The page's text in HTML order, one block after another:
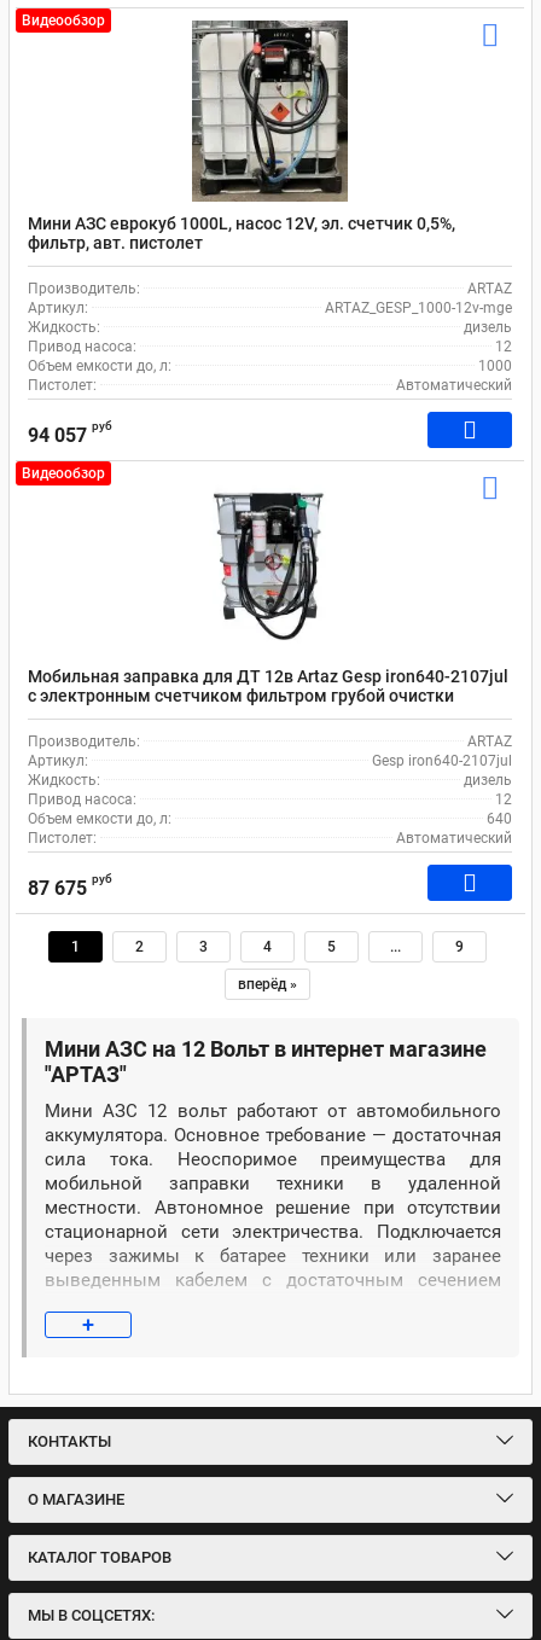
Видеообзор
Мини АЗС еврокуб 1000L, насос 12V, эл. счетчик 0,5%,
фильтр, авт. пистолет
Производитель:
ARTAZ
Артикул:
ARTAZ_GESP_1000-12v-mge
Жидкость:
дизель
Привод насоса:
12
Объем емкости до, л:
1000
Пистолет:
Автоматический
94 057 руб
Видеообзор
Мобильная заправка для ДТ 12в Artaz Gesp iron640-2107jul
с электронным счетчиком фильтром грубой очистки
автоматическим пистолетом
Производитель:
ARTAZ
Артикул:
Gesp iron640-2107jul
Жидкость:
дизель
Привод насоса:
12
Объем емкости до, л:
640
Пистолет:
Автоматический
87 675 руб
1 2 3 4 5 ... 9
вперёд »
Мини АЗС на 12 Вольт в интернет магазине
"АРТАЗ"
Мини АЗС 12 вольт работают от автомобильного
аккумулятора. Основное требование — достаточная
сила тока. Неоспоримое преимущества для
мобильной заправки техники в удаленной
местности. Автономное решение при отсутствии
стационарной сети электричества. Подключается
через зажимы к батарее техники или заранее
выведенным кабелем с достаточным сечением
перевозку по ДОПОГ.
Часто используют в качестве большой канистры
(еврокуба) с насосом для подвоза дизельного
топлива к габаритной строительной, карьерной или
сельскохозяйственной техники: укладчики
асфальта, комбайны, погрузчики и экскаваторы.
Насосы на мини АЗС 12 вольт можно использовать
фильтры для дополнительной очистки топлива и
+
КОНТАКТЫ
О МАГАЗИНЕ
КАТАЛОГ ТОВАРОВ
МЫ В СОЦСЕТЯХ: